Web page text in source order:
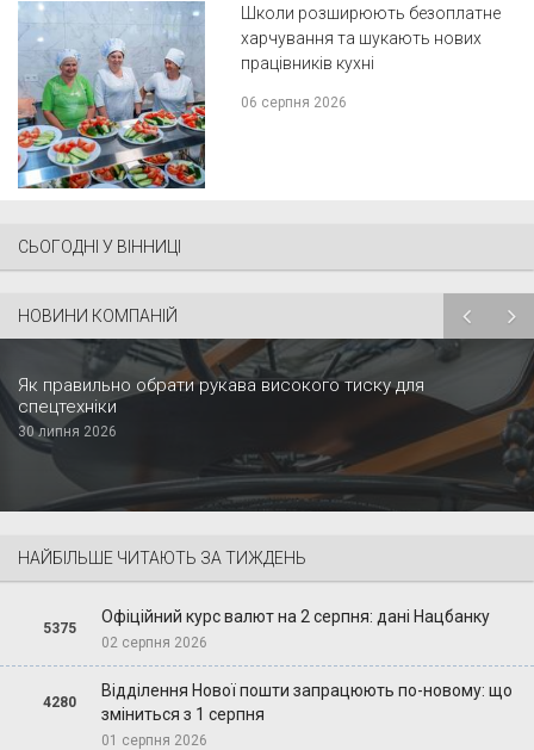
Школи розширюють безоплатне
харчування та шукають нових
працівників кухні
06 серпня 2026
СЬОГОДНІ У ВІННИЦІ
НОВИНИ КОМПАНІЙ
Як правильно обрати рукава високого тиску для
спецтехніки
30 липня 2026
НАЙБІЛЬШЕ ЧИТАЮТЬ ЗА ТИЖДЕНЬ
5375
Офіційний курс валют на 2 серпня: дані Нацбанку
02 серпня 2026
4280
Відділення Нової пошти запрацюють по-новому: що
зміниться з 1 серпня
01 серпня 2026